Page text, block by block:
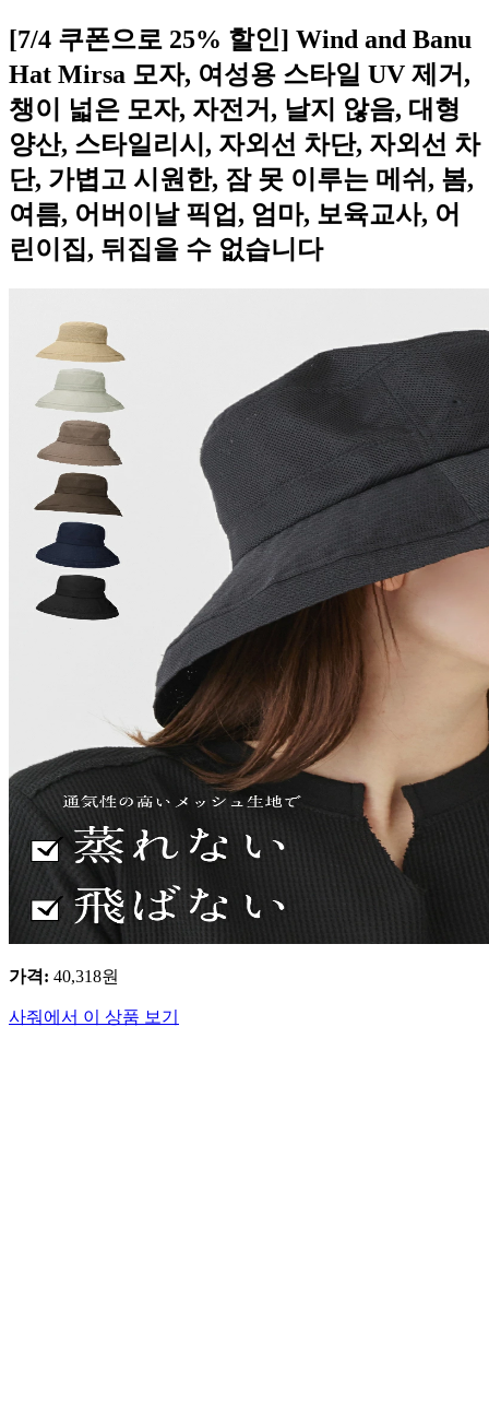
[7/4 쿠폰으로 25% 할인] Wind and Banu
Hat Mirsa 모자, 여성용 스타일 UV 제거,
챙이 넓은 모자, 자전거, 날지 않음, 대형
양산, 스타일리시, 자외선 차단, 자외선 차
단, 가볍고 시원한, 잠 못 이루는 메쉬, 봄,
여름, 어버이날 픽업, 엄마, 보육교사, 어
린이집, 뒤집을 수 없습니다
가격: 40,318원
사줘에서 이 상품 보기